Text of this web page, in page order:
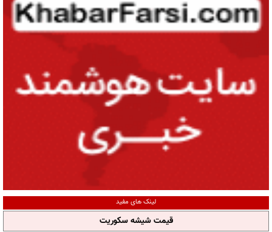
لینک های مفید
قیمت شیشه سکوریت